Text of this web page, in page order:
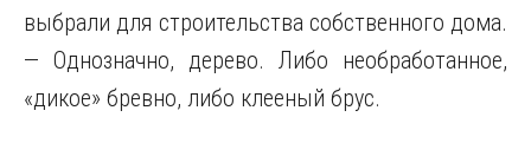
выбрали для строительства собственного дома.
— Однозначно, дерево. Либо необработанное,
«дикое» бревно, либо клееный брус.